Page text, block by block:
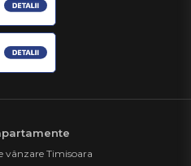
vânzare Timisoara